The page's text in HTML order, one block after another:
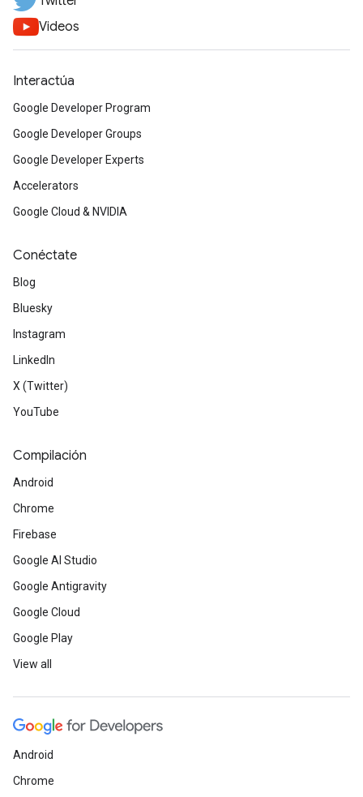
Videos
Interactúa
Google Developer Program
Google Developer Groups
Google Developer Experts
Accelerators
Google Cloud & NVIDIA
Conéctate
Blog
Bluesky
Instagram
LinkedIn
X (Twitter)
YouTube
Compilación
Android
Chrome
Firebase
Google AI Studio
Google Antigravity
Google Cloud
Google Play
View all
Android
Chrome